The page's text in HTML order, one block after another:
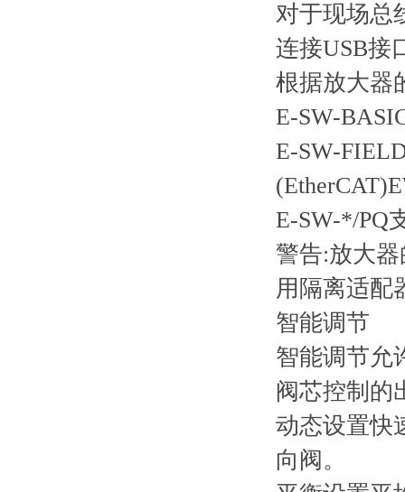
对于现场总
连接USB接
根据放大器
E-SW-
E-SW-
E-SW-*/PQ
警告:放大
用隔离适配
智能调节
智能调节允
阀芯控制的
动态设置快
向阀。